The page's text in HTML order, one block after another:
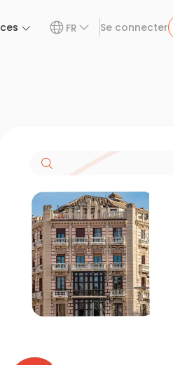
FR Se connecter